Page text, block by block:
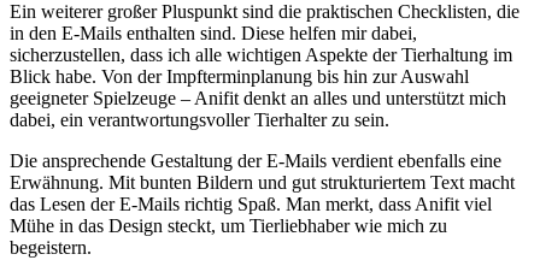
Ein weiterer​ großer Pluspunkt ⁣sind die praktischen Checklisten, ⁣die‌
in ⁤den ​E-Mails enthalten sind. Diese ⁣helfen mir⁤ dabei,
sicherzustellen, ​dass ich alle wichtigen Aspekte ‌der Tierhaltung im
Blick habe. Von der Impfterminplanung bis ⁤hin zur Auswahl
geeigneter ‌Spielzeuge – Anifit denkt an alles und unterstützt mich
dabei, ein verantwortungsvoller Tierhalter zu sein.
Die ansprechende⁤ Gestaltung‌ der E-Mails verdient⁢ ebenfalls eine
Erwähnung. Mit ‌bunten Bildern und gut strukturiertem Text macht
das Lesen der E-Mails​ richtig Spaß. Man merkt, dass Anifit viel
Mühe in das Design steckt, um Tierliebhaber wie mich zu
begeistern.